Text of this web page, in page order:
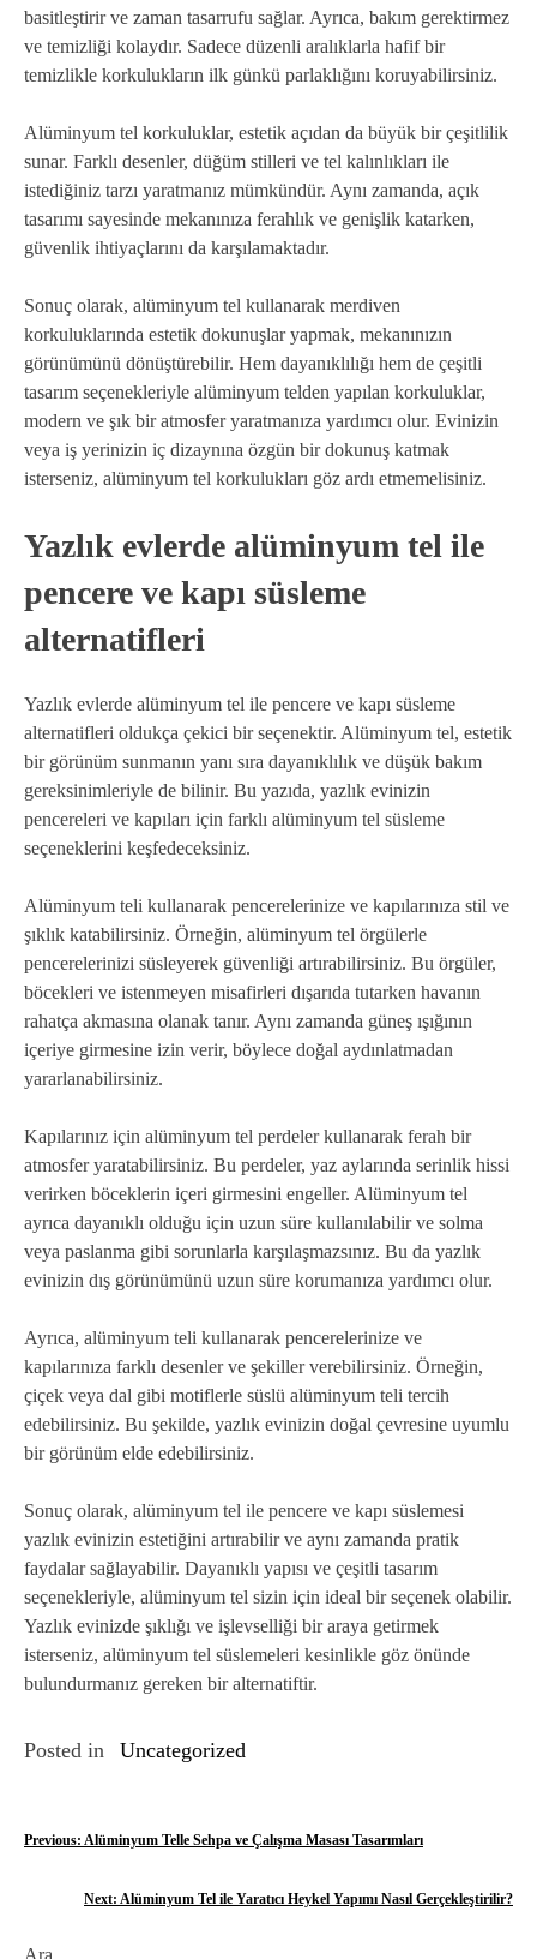
basitleştirir ve zaman tasarrufu sağlar. Ayrıca, bakım gerektirmez
ve temizliği kolaydır. Sadece düzenli aralıklarla hafif bir
temizlikle korkulukların ilk günkü parlaklığını koruyabilirsiniz.
Alüminyum tel korkuluklar, estetik açıdan da büyük bir çeşitlilik
sunar. Farklı desenler, düğüm stilleri ve tel kalınlıkları ile
istediğiniz tarzı yaratmanız mümkündür. Aynı zamanda, açık
tasarımı sayesinde mekanınıza ferahlık ve genişlik katarken,
güvenlik ihtiyaçlarını da karşılamaktadır.
Sonuç olarak, alüminyum tel kullanarak merdiven
korkuluklarında estetik dokunuşlar yapmak, mekanınızın
görünümünü dönüştürebilir. Hem dayanıklılığı hem de çeşitli
tasarım seçenekleriyle alüminyum telden yapılan korkuluklar,
modern ve şık bir atmosfer yaratmanıza yardımcı olur. Evinizin
veya iş yerinizin iç dizaynına özgün bir dokunuş katmak
isterseniz, alüminyum tel korkulukları göz ardı etmemelisiniz.
Yazlık evlerde alüminyum tel ile
pencere ve kapı süsleme
alternatifleri
Yazlık evlerde alüminyum tel ile pencere ve kapı süsleme
alternatifleri oldukça çekici bir seçenektir. Alüminyum tel, estetik
bir görünüm sunmanın yanı sıra dayanıklılık ve düşük bakım
gereksinimleriyle de bilinir. Bu yazıda, yazlık evinizin
pencereleri ve kapıları için farklı alüminyum tel süsleme
seçeneklerini keşfedeceksiniz.
Alüminyum teli kullanarak pencerelerinize ve kapılarınıza stil ve
şıklık katabilirsiniz. Örneğin, alüminyum tel örgülerle
pencerelerinizi süsleyerek güvenliği artırabilirsiniz. Bu örgüler,
böcekleri ve istenmeyen misafirleri dışarıda tutarken havanın
rahatça akmasına olanak tanır. Aynı zamanda güneş ışığının
içeriye girmesine izin verir, böylece doğal aydınlatmadan
yararlanabilirsiniz.
Kapılarınız için alüminyum tel perdeler kullanarak ferah bir
atmosfer yaratabilirsiniz. Bu perdeler, yaz aylarında serinlik hissi
verirken böceklerin içeri girmesini engeller. Alüminyum tel
ayrıca dayanıklı olduğu için uzun süre kullanılabilir ve solma
veya paslanma gibi sorunlarla karşılaşmazsınız. Bu da yazlık
evinizin dış görünümünü uzun süre korumanıza yardımcı olur.
Ayrıca, alüminyum teli kullanarak pencerelerinize ve
kapılarınıza farklı desenler ve şekiller verebilirsiniz. Örneğin,
çiçek veya dal gibi motiflerle süslü alüminyum teli tercih
edebilirsiniz. Bu şekilde, yazlık evinizin doğal çevresine uyumlu
bir görünüm elde edebilirsiniz.
Sonuç olarak, alüminyum tel ile pencere ve kapı süslemesi
yazlık evinizin estetiğini artırabilir ve aynı zamanda pratik
faydalar sağlayabilir. Dayanıklı yapısı ve çeşitli tasarım
seçenekleriyle, alüminyum tel sizin için ideal bir seçenek olabilir.
Yazlık evinizde şıklığı ve işlevselliği bir araya getirmek
isterseniz, alüminyum tel süslemeleri kesinlikle göz önünde
bulundurmanız gereken bir alternatiftir.
Posted in Uncategorized
Y
Previous: Alüminyum Telle Sehpa ve Çalışma Masası Tasarımları
Next: Alüminyum Tel ile Yaratıcı Heykel Yapımı Nasıl Gerçekleştirilir?
Ara